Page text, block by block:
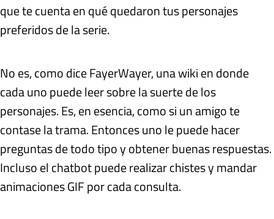
que te cuenta en qué quedaron tus personajes
preferidos de la serie.
No es, como dice FayerWayer, una wiki en donde
cada uno puede leer sobre la suerte de los
personajes. Es, en esencia, como si un amigo te
contase la trama. Entonces uno le puede hacer
preguntas de todo tipo y obtener buenas respuestas.
Incluso el chatbot puede realizar chistes y mandar
animaciones GIF por cada consulta.